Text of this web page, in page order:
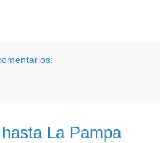
La Pampa